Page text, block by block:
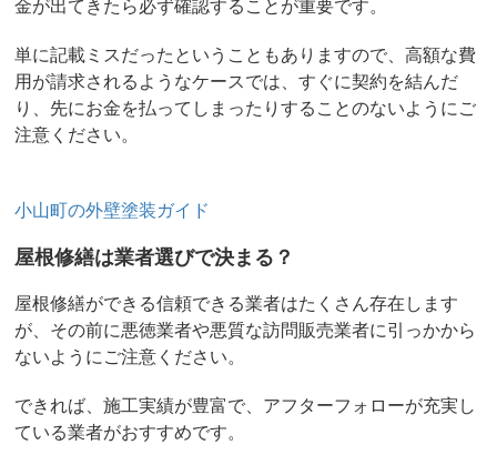
単に記載ミスだったということもありますので、高額な費
用が請求されるようなケースでは、すぐに契約を結んだ
り、先にお金を払ってしまったりすることのないようにご
注意ください。
小山町の外壁塗装ガイド
屋根修繕は業者選びで決まる？
屋根修繕ができる信頼できる業者はたくさん存在します
が、その前に悪徳業者や悪質な訪問販売業者に引っかから
ないようにご注意ください。
できれば、施工実績が豊富で、アフターフォローが充実し
ている業者がおすすめです。